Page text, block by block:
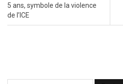
5 ans, symbole de la violence
de l’ICE